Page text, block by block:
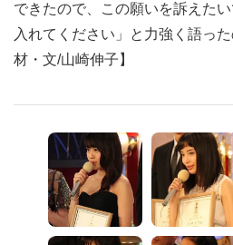
できたので、この願いを訴えた
入れてください」と力強く語っ
材・文/山崎伸子】